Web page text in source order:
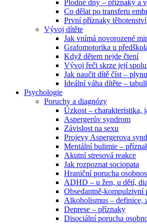
Plodné dny – příznaky a
Co dělat po transferu
První příznaky těhotenství
Vývoj dítěte
Jak vnímá novorozené
Grafomotorika u
Když dětem nejde čtení
Vývoj řeči skrze její
Jak naučit dítě číst –
Ideální váha dítěte –
Psychologie
Poruchy a diagnózy
Úzkost – charakteristika,
Aspergerův syndrom
Závislost na sexu
Projevy Aspergerova
Mentální bulimie –
Akutní stresová reakce
Jak rozpoznat sociopata
Hraniční porucha
ADHD – u žen, u dětí,
Obsedantně-kompulzivní
Alkoholismus – definice,
Deprese – příznaky
Disociální porucha